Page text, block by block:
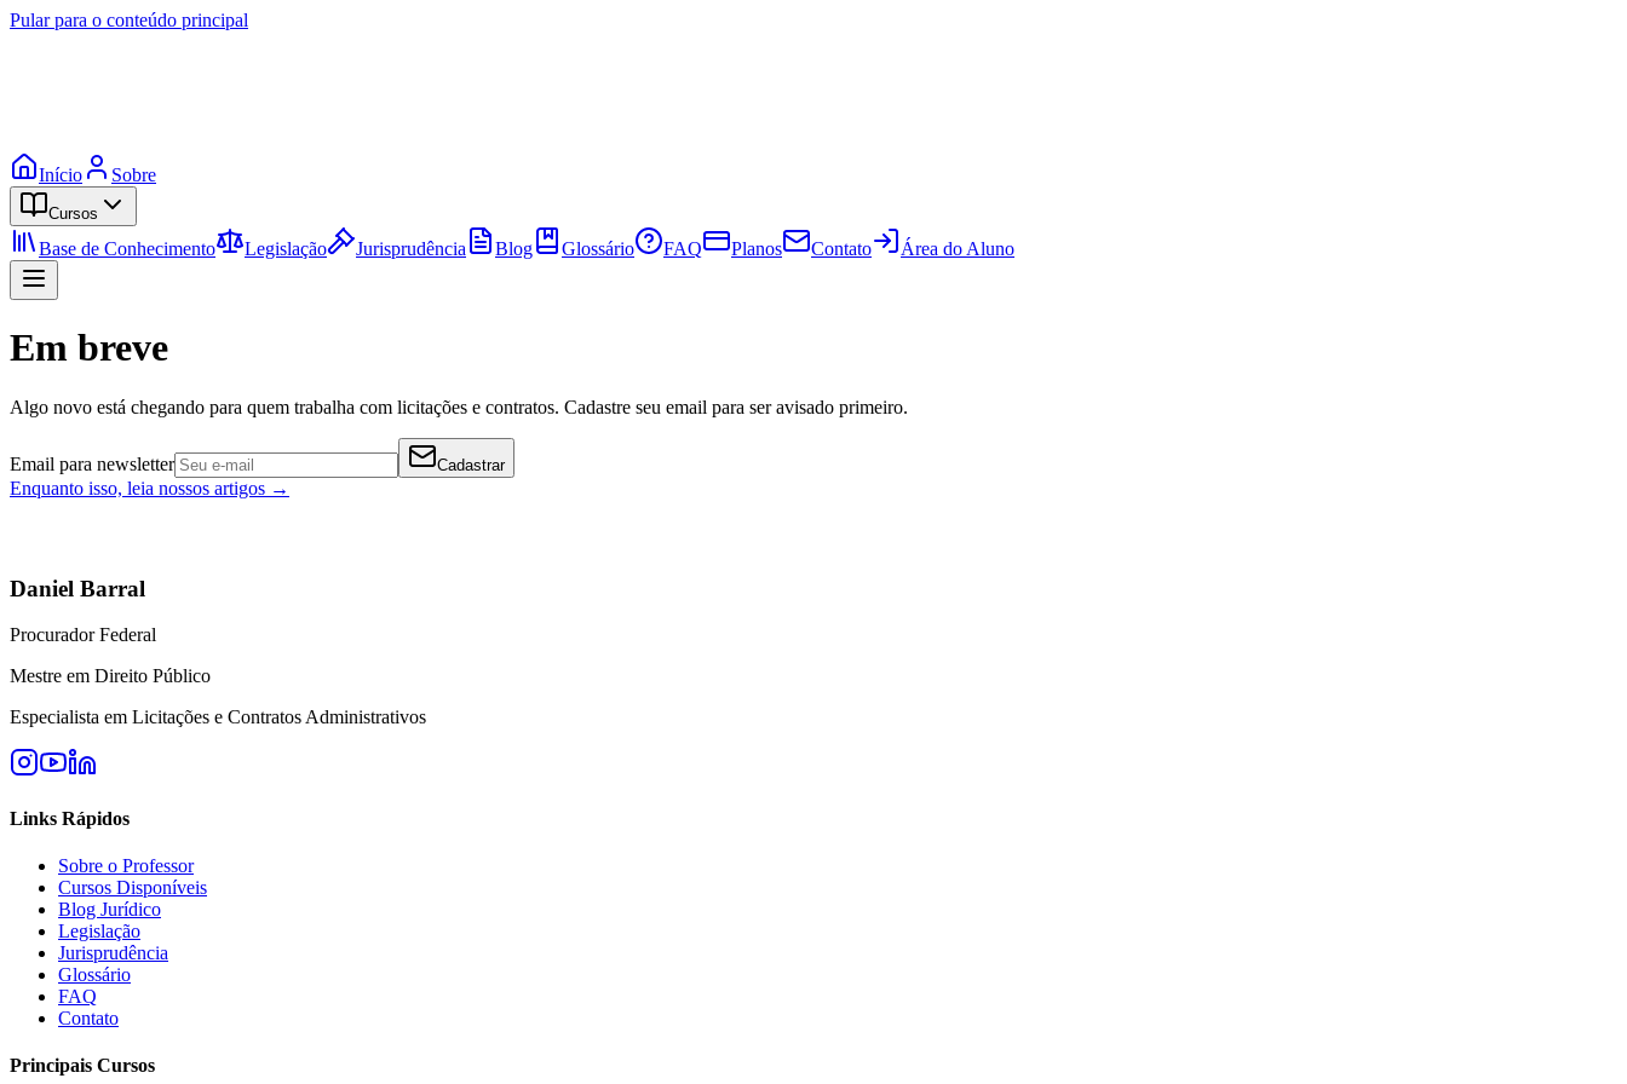
Pular para o conteúdo principal
Início Sobre
Cursos
Base de Conhecimento Legislação Jurisprudência Blog Glossário FAQ Planos Contato Área do Aluno
Em breve
Algo novo está chegando para quem trabalha com licitações e contratos. Cadastre seu email para ser avisado primeiro.
Email para newsletter Cadastrar
Enquanto isso, leia nossos artigos →
Daniel Barral
Procurador Federal
Mestre em Direito Público
Especialista em Licitações e Contratos Administrativos
Links Rápidos
Sobre o Professor
Cursos Disponíveis
Blog Jurídico
Legislação
Jurisprudência
Glossário
FAQ
Contato
Principais Cursos